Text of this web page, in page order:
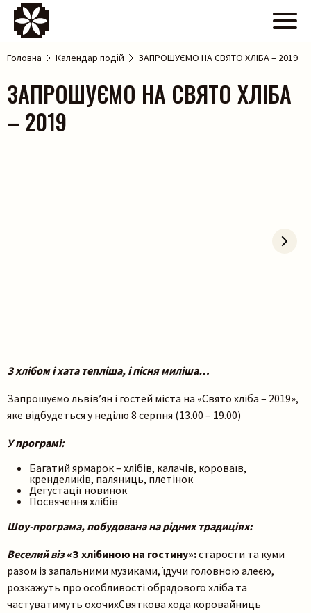
Головна Календар подій ЗАПРОШУЄМО НА СВЯТО ХЛІБА – 2019
ЗАПРОШУЄМО НА СВЯТО ХЛІБА
– 2019
З хлібом і хата тепліша, і пісня миліша…
Запрошуємо львів’ян і гостей міста на «Свято хліба – 2019»,
яке відбудеться у неділю 8 серпня (13.00 – 19.00)
У програмі:
Багатий ярмарок – хлібів, калачів, короваїв,
кренделиків, паляниць, плетінок
Дегустації новинок
Посвячення хлібів
Шоу-програма, побудована на рідних традиціях:
Веселий віз«З хлібиною на гостину»:старости та куми
разом із запальними музиками, їдучи головною алеєю,
розкажуть про особливості обрядового хліба та
частуватимуть охочихСвяткова хода коровайниць